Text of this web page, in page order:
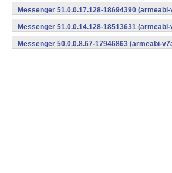
Messenger 51.0.0.17.128-18694390
Messenger 51.0.0.14.128-18513631
Messenger 50.0.0.8.67-17946863 (armeabi-